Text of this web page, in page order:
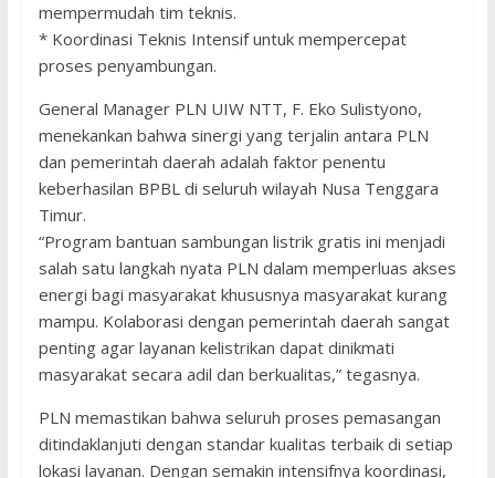
mempermudah tim teknis.
* Koordinasi Teknis Intensif untuk mempercepat
proses penyambungan.
General Manager PLN UIW NTT, F. Eko Sulistyono,
menekankan bahwa sinergi yang terjalin antara PLN
dan pemerintah daerah adalah faktor penentu
keberhasilan BPBL di seluruh wilayah Nusa Tenggara
Timur.
“Program bantuan sambungan listrik gratis ini menjadi
salah satu langkah nyata PLN dalam memperluas akses
energi bagi masyarakat khususnya masyarakat kurang
mampu. Kolaborasi dengan pemerintah daerah sangat
penting agar layanan kelistrikan dapat dinikmati
masyarakat secara adil dan berkualitas,” tegasnya.
PLN memastikan bahwa seluruh proses pemasangan
ditindaklanjuti dengan standar kualitas terbaik di setiap
lokasi layanan. Dengan semakin intensifnya koordinasi,